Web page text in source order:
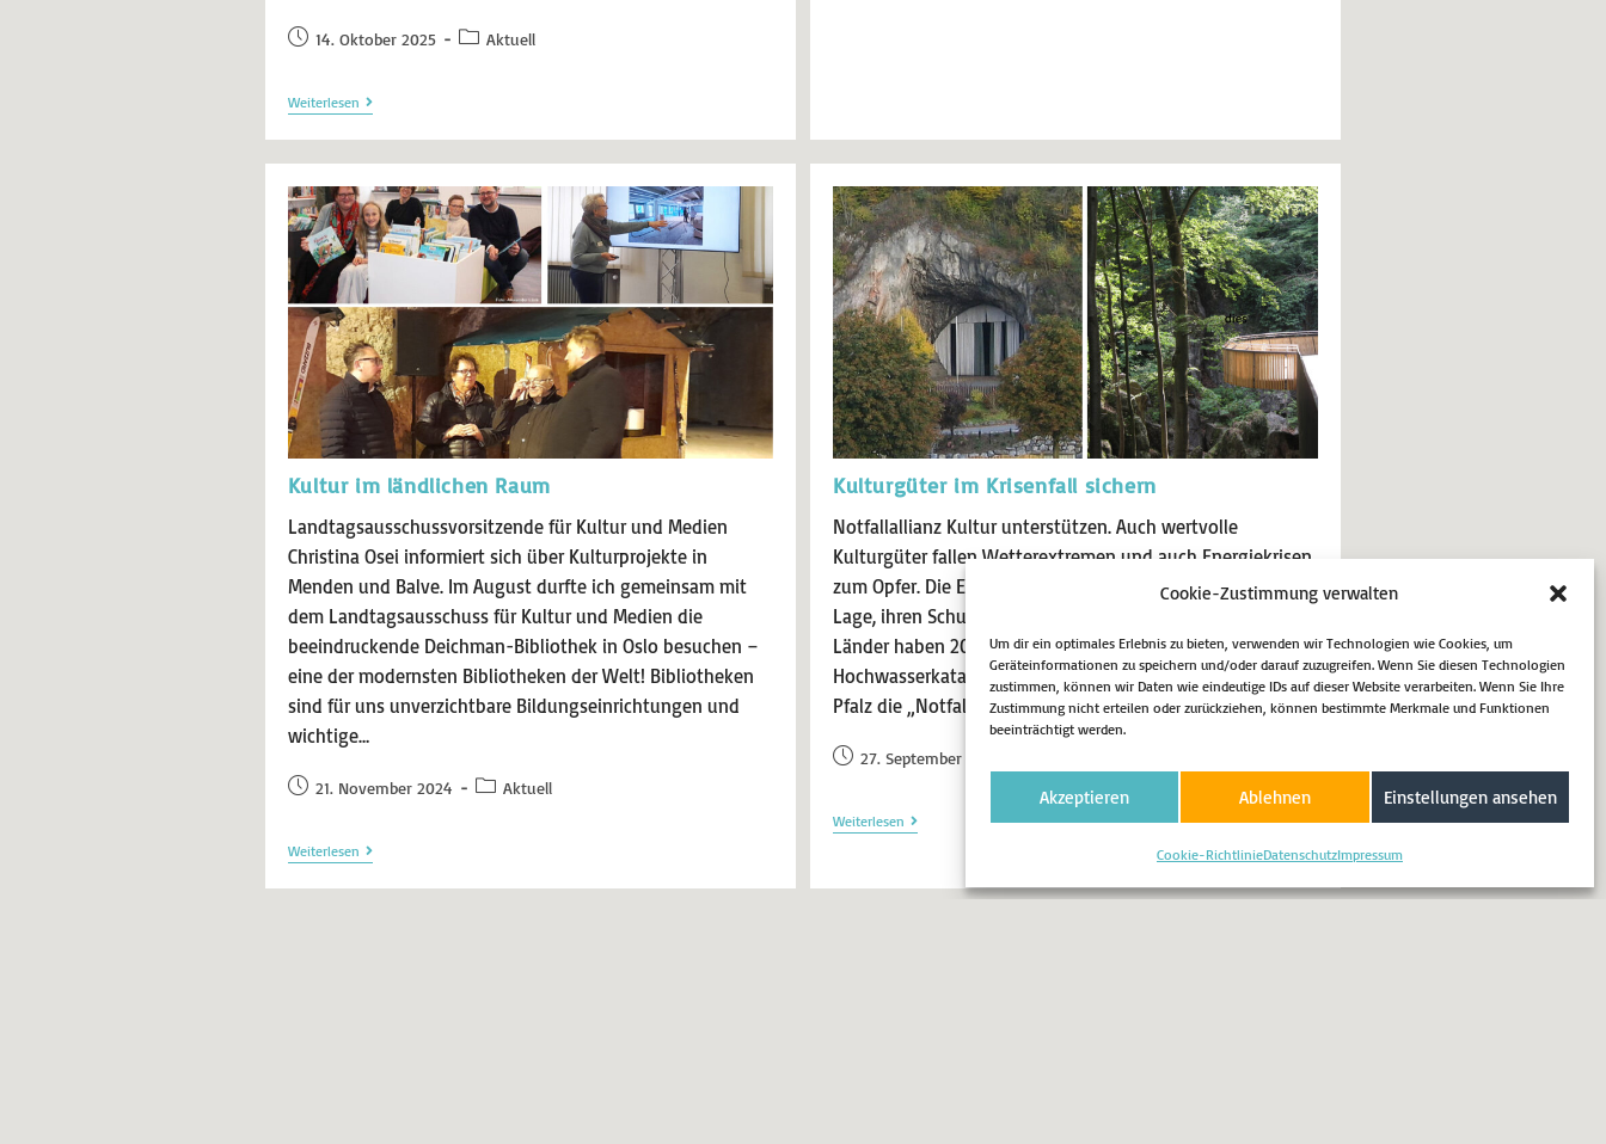
Cookie-Zustimmung verwalten
Um dir ein optimales Erlebnis zu bieten, verwenden wir Technologien wie Cookies, um
Geräteinformationen zu speichern und/oder darauf zuzugreifen. Wenn Sie diesen Technologien
zustimmen, können wir Daten wie eindeutige IDs auf dieser Website verarbeiten. Wenn Sie Ihre
Zustimmung nicht erteilen oder zurückziehen, können bestimmte Merkmale und Funktionen
beeinträchtigt werden.
Akzeptieren Ablehnen Einstellungen ansehen
Cookie-RichtlinieDatenschutzImpressum
14. Oktober 2025 Aktuell
Weiterlesen
Kultur im ländlichen Raum
Landtagsausschussvorsitzende für Kultur und Medien
Christina Osei informiert sich über Kulturprojekte in
Menden und Balve. Im August durfte ich gemeinsam mit
dem Landtagsausschuss für Kultur und Medien die
beeindruckende Deichman-Bibliothek in Oslo besuchen –
eine der modernsten Bibliotheken der Welt! Bibliotheken
sind für uns unverzichtbare Bildungseinrichtungen und
wichtige…
21. November 2024 Aktuell
Weiterlesen
Kulturgüter im Krisenfall sichern
Notfallallianz Kultur unterstützen. Auch wertvolle
Kulturgüter fallen Wetterextremen und auch Energiekrisen
zum Opfer. Die Einrichtungen selbst sind allein nicht in der
Lage, ihren Schutz sicherzustellen. Die Kulturstiftungen der
Länder haben 2021 als Reaktion auf die
Hochwasserkatastrophe in Bayern, NRW und Rheinland-
Pfalz die „Notfallallianz Kultur“ gegründet, um Mittel zur…
27. September 2024
Weiterlesen